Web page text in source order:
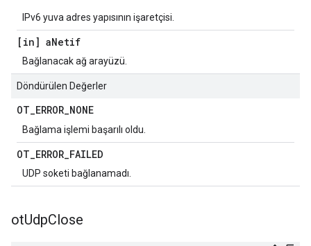
IPv6 yuva adres yapısının işaretçisi.
[in] aNetif
Bağlanacak ağ arayüzü.
Döndürülen Değerler
OT_ERROR_NONE
Bağlama işlemi başarılı oldu.
OT_ERROR_FAILED
UDP soketi bağlanamadı.
otUdpClose